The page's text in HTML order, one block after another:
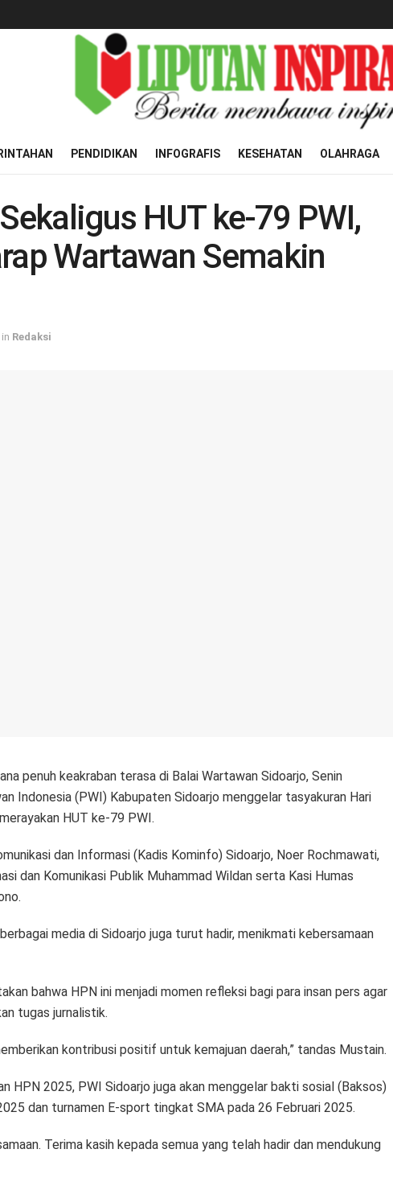
PENDIDIKAN INFOGRAFIS KESEHATAN OLAHRAGA
HUT ke-79 PWI,
Wartawan Semakin
in Redaksi
penuh keakraban terasa di Balai Wartawan Sidoarjo, Senin
Indonesia (PWI) Kabupaten Sidoarjo menggelar tasyakuran Hari
HUT ke-79 PWI.
dan Informasi (Kadis Kominfo) Sidoarjo, Noer Rochmawati,
dan Komunikasi Publik Muhammad Wildan serta Kasi Humas
media di Sidoarjo juga turut hadir, menikmati kebersamaan
bahwa HPN ini menjadi momen refleksi bagi para insan pers agar
tugas jurnalistik.
kontribusi positif untuk kemajuan daerah,” tandas Mustain.
HPN 2025, PWI Sidoarjo juga akan menggelar bakti sosial (Baksos)
dan turnamen E-sport tingkat SMA pada 26 Februari 2025.
Terima kasih kepada semua yang telah hadir dan mendukung